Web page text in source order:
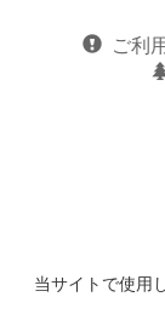
ご利
当サイトで使用